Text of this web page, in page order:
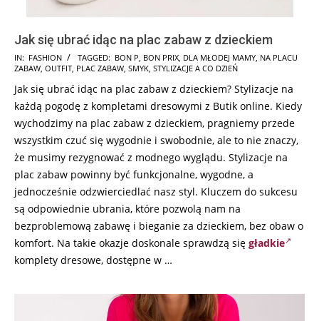
Jak się ubrać idąc na plac zabaw z dzieckiem
2025-
12-
03
IN: FASHION TAGGED: BON P, BON PRIX, DLA MŁODEJ MAMY, NA PLACU
ZABAW, OUTFIT, PLAC ZABAW, SMYK, STYLIZACJE A CO DZIEŃ
Jak się ubrać idąc na plac zabaw z dzieckiem? Stylizacje na
każdą pogodę z kompletami dresowymi z Butik online. Kiedy
wychodzimy na plac zabaw z dzieckiem, pragniemy przede
wszystkim czuć się wygodnie i swobodnie, ale to nie znaczy,
że musimy rezygnować z modnego wyglądu. Stylizacje na
plac zabaw powinny być funkcjonalne, wygodne, a
jednocześnie odzwierciedlać nasz styl. Kluczem do sukcesu
są odpowiednie ubrania, które pozwolą nam na
bezproblemową zabawę i bieganie za dzieckiem, bez obaw o
komfort. Na takie okazje doskonale sprawdzą się gładkie
komplety dresowe, dostępne w …